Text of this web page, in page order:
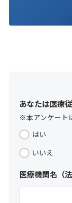
あなたは医療
※本アンケート
はい
いいえ
医療機関名（